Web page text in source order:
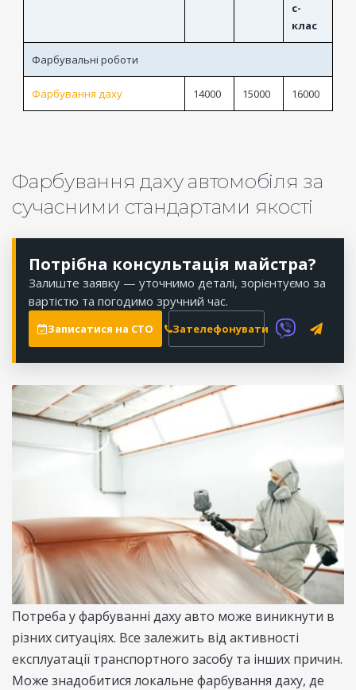
с-
клас
Фарбувальні роботи
Фарбування даху 14000 15000 16000
Фарбування даху автомобіля за
сучасними стандартами якості
Потрібна консультація майстра?
Залиште заявку — уточнимо деталі, зорієнтуємо за
вартістю та погодимо зручний час.
Записатися на СТО Зателефонувати
Потреба у фарбуванні даху авто може виникнути в
різних ситуаціях. Все залежить від активності
експлуатації транспортного засобу та інших причин.
Може знадобитися локальне фарбування даху, де